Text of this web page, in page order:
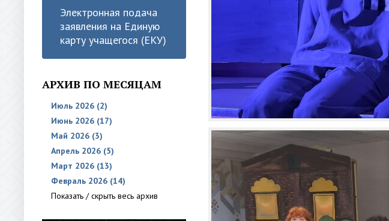
Электронная подача
заявления на Единую
карту учащегося (ЕКУ)
АРХИВ ПО МЕСЯЦАМ
Июль 2026 (2)
Июнь 2026 (17)
Май 2026 (3)
Апрель 2026 (5)
Март 2026 (13)
Февраль 2026 (14)
Показать / скрыть весь архив